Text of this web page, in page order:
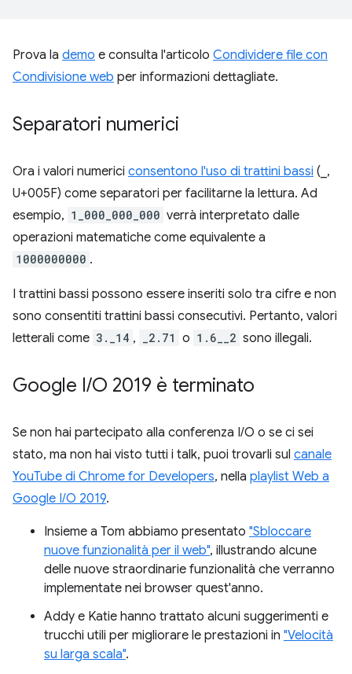
Prova la demo e consulta l'articolo Condividere file con
Condivisione web per informazioni dettagliate.
Separatori numerici
Ora i valori numerici consentono l'uso di trattini bassi (_,
U+005F) come separatori per facilitarne la lettura. Ad
esempio, 1_000_000_000 verrà interpretato dalle
operazioni matematiche come equivalente a
1000000000 .
I trattini bassi possono essere inseriti solo tra cifre e non
sono consentiti trattini bassi consecutivi. Pertanto, valori
letterali come 3._14 , _2.71 o 1.6__2 sono illegali.
Google I/O 2019 è terminato
Se non hai partecipato alla conferenza I/O o se ci sei
stato, ma non hai visto tutti i talk, puoi trovarli sul canale
YouTube di Chrome for Developers, nella playlist Web a
Google I/O 2019.
Insieme a Tom abbiamo presentato "Sbloccare
nuove funzionalità per il web", illustrando alcune
delle nuove straordinarie funzionalità che verranno
implementate nei browser quest'anno.
Addy e Katie hanno trattato alcuni suggerimenti e
trucchi utili per migliorare le prestazioni in "Velocità
su larga scala".